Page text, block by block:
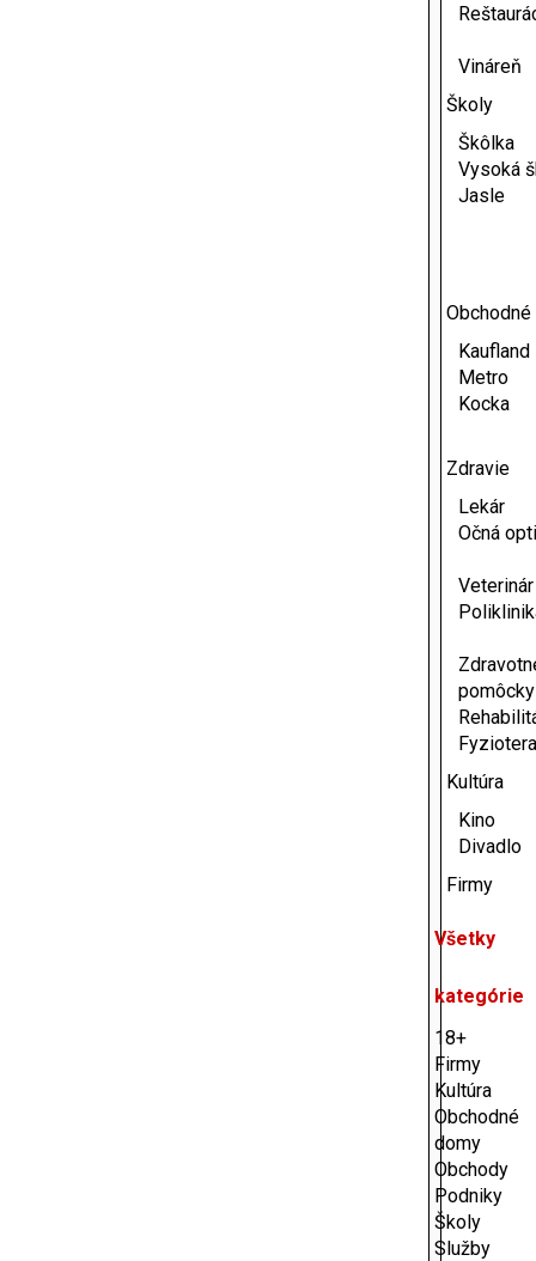
Vináreň
Školy
Škôlka
Vysoká
Jasle
Kaufland
Metro
Kocka
Zdravie
Lekár
Očná
Veterinár
pomôcky
Kultúra
Kino
Divadlo
Firmy
Všetky
kategórie
18+
Firmy
Kultúra
Obchodné
domy
Obchody
Podniky
Školy
Služby